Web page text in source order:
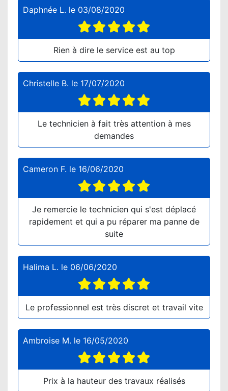
Daphnée L. le 03/08/2020
Rien à dire le service est au top
Christelle B. le 17/07/2020
Le technicien à fait très attention à mes
demandes
Cameron F. le 16/06/2020
Je remercie le technicien qui s'est déplacé
rapidement et qui a pu réparer ma panne de
suite
Halima L. le 06/06/2020
Le professionnel est très discret et travail vite
Ambroise M. le 16/05/2020
Prix à la hauteur des travaux réalisés